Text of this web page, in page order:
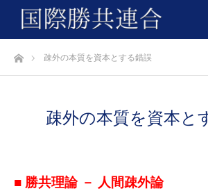
ホーム疎外の本質を資本とする錯誤
疎外の本質を資本と
■ 勝共理論 － 人間疎外論